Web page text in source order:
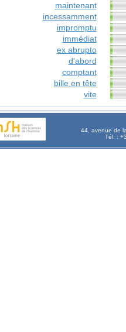
maintenant
incessamment
impromptu
immédiat
ex abrupto
d'abord
comptant
bille en tête
vite
44, avenue de
Tél. :